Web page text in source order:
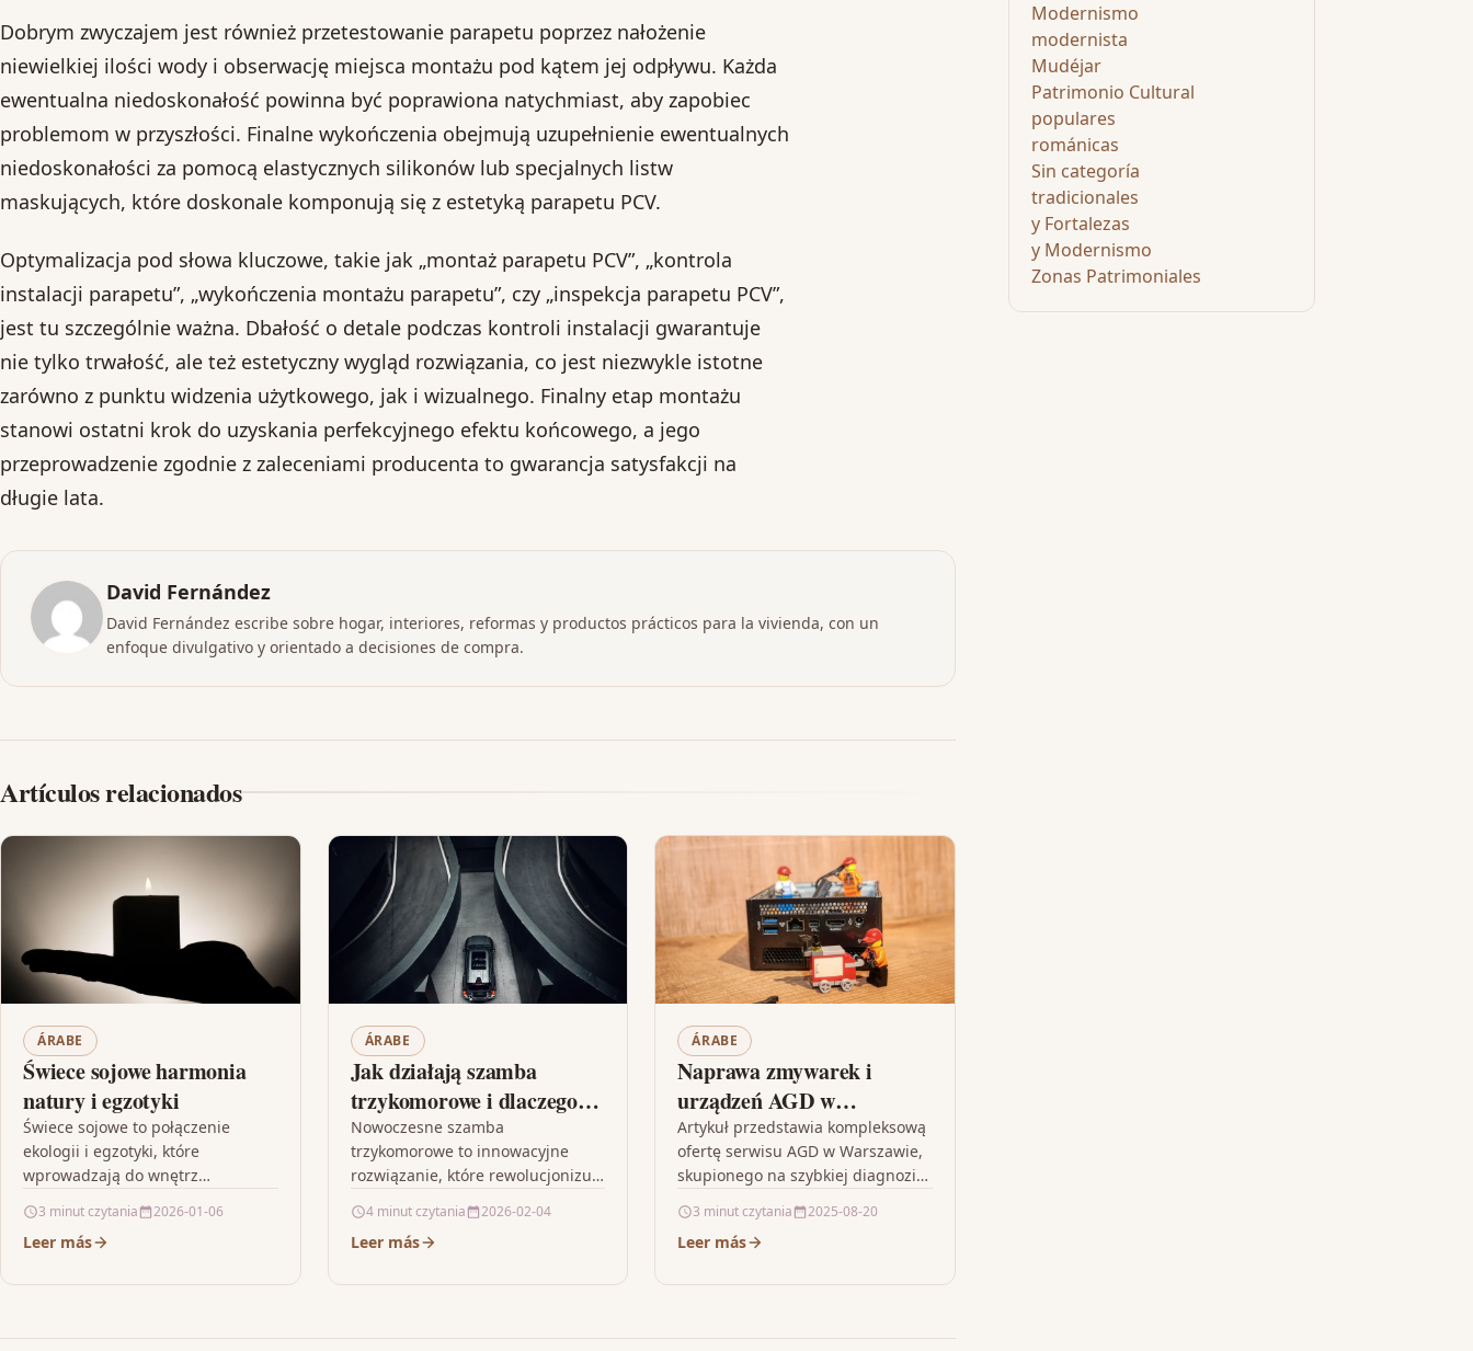
Dobrym zwyczajem jest również przetestowanie parapetu poprzez nałożenie
niewielkiej ilości wody i obserwację miejsca montażu pod kątem jej odpływu. Każda
ewentualna niedoskonałość powinna być poprawiona natychmiast, aby zapobiec
problemom w przyszłości. Finalne wykończenia obejmują uzupełnienie ewentualnych
niedoskonałości za pomocą elastycznych silikonów lub specjalnych listw
maskujących, które doskonale komponują się z estetyką parapetu PCV.
Optymalizacja pod słowa kluczowe, takie jak „montaż parapetu PCV”, „kontrola
instalacji parapetu”, „wykończenia montażu parapetu”, czy „inspekcja parapetu PCV”,
jest tu szczególnie ważna. Dbałość o detale podczas kontroli instalacji gwarantuje
nie tylko trwałość, ale też estetyczny wygląd rozwiązania, co jest niezwykle istotne
zarówno z punktu widzenia użytkowego, jak i wizualnego. Finalny etap montażu
stanowi ostatni krok do uzyskania perfekcyjnego efektu końcowego, a jego
przeprowadzenie zgodnie z zaleceniami producenta to gwarancja satysfakcji na
długie lata.
David Fernández
David Fernández escribe sobre hogar, interiores, reformas y productos prácticos para la vivienda, con un
enfoque divulgativo y orientado a decisiones de compra.
Artículos relacionados
ÁRABE
Świece sojowe harmonia
natury i egzotyki
Świece sojowe to połączenie
ekologii i egzotyki, które
wprowadzają do wnętrz
i luksusu. Dzięki naturalnym
składnikom i starannie dobranym
3 minut czytania 2026-01-06
Leer más
ÁRABE
Jak działają szamba
trzykomorowe i dlaczego
warto na nie postawić
Nowoczesne szamba
trzykomorowe to innowacyjne
rozwiązanie, które rewolucjonizuje
ścieków dzięki zastosowaniu
trzech etapów oczyszczania.
4 minut czytania 2026-02-04
Leer más
ÁRABE
Naprawa zmywarek i
urządzeń AGD w
Warszawie – Twój pewny
serwis
Artykuł przedstawia kompleksową
ofertę serwisu AGD w Warszawie,
skupionego na szybkiej diagnozie
zmywarek oraz innych urządzeń.
Dzięki wykorzystaniu oryginalnych
3 minut czytania 2025-08-20
Leer más
Modernismo
modernista
Mudéjar
Patrimonio Cultural
populares
románicas
Sin categoría
tradicionales
y Fortalezas
y Modernismo
Zonas Patrimoniales